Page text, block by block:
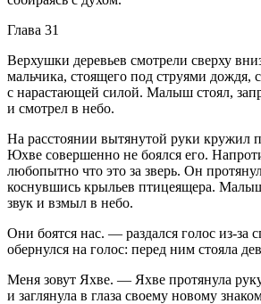
Глава 31
Верхушки деревьев смотрели сверху
мальчика, стоящего под струями дождя,
с нарастающей силой. Малыш стоял,
и смотрел в небо.
На расстоянии вытянутой руки кружил
Юхве совершенно не боялся его.
любопытно что это за зверь. Он
коснувшись крыльев птицеящера.
звук и взмыл в небо.
Они боятся нас. — раздался голос из-
обернулся на голос: перед ним стояла
Меня зовут Яхве. — Яхве протянула
и заглянула в глаза своему новому